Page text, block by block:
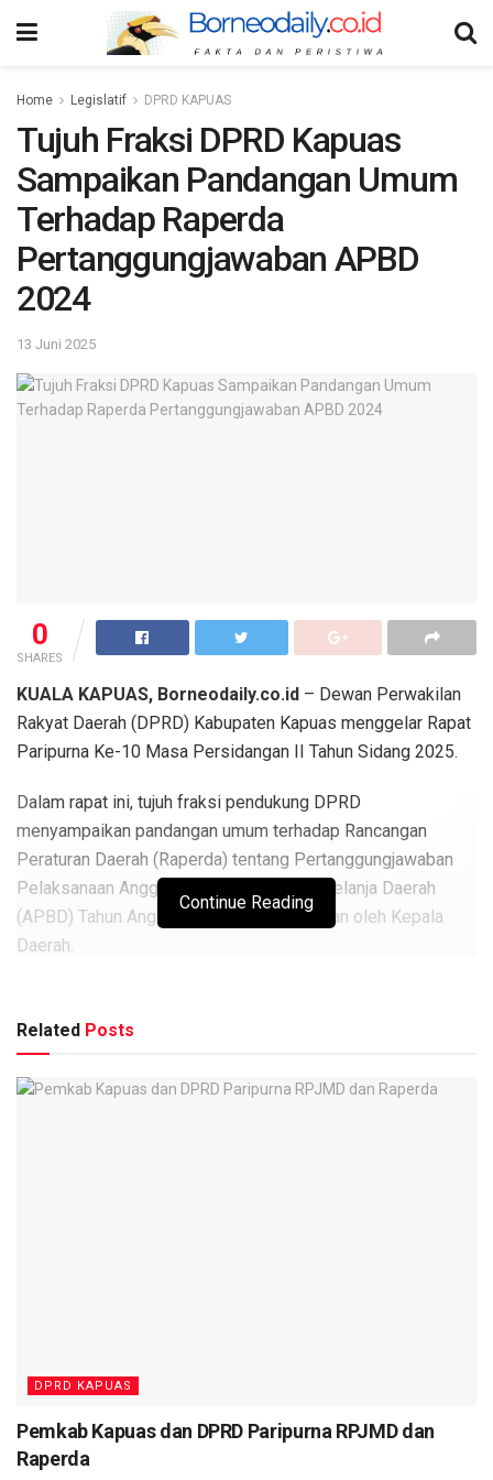
Home Legislatif DPRD KAPUAS
Tujuh Fraksi DPRD Kapuas
Sampaikan Pandangan Umum
Terhadap Raperda
Pertanggungjawaban APBD
2024
13 Juni 2025
0
SHARES
KUALA KAPUAS, Borneodaily.co.id – Dewan Perwakilan
Rakyat Daerah (DPRD) Kabupaten Kapuas menggelar Rapat
Paripurna Ke-10 Masa Persidangan II Tahun Sidang 2025.
Dalam rapat ini, tujuh fraksi pendukung DPRD
menyampaikan pandangan umum terhadap Rancangan
Peraturan Daerah (Raperda) tentang Pertanggungjawaban
Pelaksanaan Anggaran Pendapatan dan Belanja Daerah
(APBD) Tahun Anggaran 2024 yang diajukan oleh Kepala
Daerah.
Pemkab Kapuas dan DPRD Paripurna RPJMD dan
perangkat daerah.
Selain itu, beberapa fraksi juga memberikan catatan kritis,
pertanyaan, serta masukan konstruktif sebagai bagian dari
Continue Reading
Related Posts
DPRD KAPUAS
Pemkab Kapuas dan DPRD Paripurna RPJMD dan
Raperda